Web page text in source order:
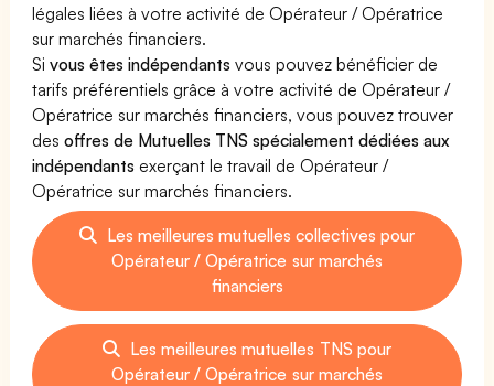
légales liées à votre activité de Opérateur / Opératrice
sur marchés financiers.
Sivous êtes indépendants vous pouvez bénéficier de
tarifs préférentiels grâce à votre activité de Opérateur /
Opératrice sur marchés financiers, vous pouvez trouver
desoffres de Mutuelles TNS spécialement dédiées aux
indépendants exerçant le travail de Opérateur /
Opératrice sur marchés financiers.
Les meilleures mutuelles collectives pour
Opérateur / Opératrice sur marchés
financiers
Les meilleures mutuelles TNS pour
Opérateur / Opératrice sur marchés